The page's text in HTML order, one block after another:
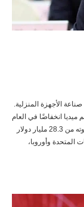
الأجهزة المنزلية.
في عام 2012. شهدت أسهم ميديا انخفاضًا في العام
الماضي نتيجة لتباطؤ النمو في الصين، مما أدى إلى تراجع ثروته من 28.3 مليار دولار
المتحدة وأوروبا،